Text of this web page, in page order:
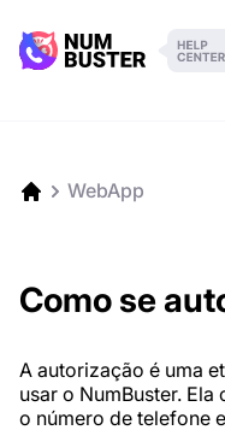
WebApp
Como se
A autorização é uma
usar o NumBuster.
o número de telefone